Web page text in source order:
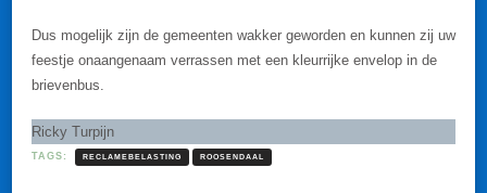
Dus mogelijk zijn de gemeenten wakker geworden en kunnen zij uw
feestje onaangenaam verrassen met een kleurrijke envelop in de
brievenbus.
Ricky Turpijn
TAGS: RECLAMEBELASTING ROOSENDAAL